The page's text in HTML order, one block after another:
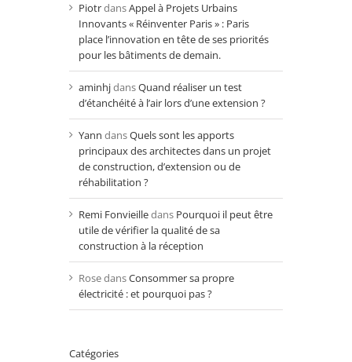
PiotrdansAppel à Projets Urbains
Innovants « Réinventer Paris » : Paris
place l’innovation en tête de ses priorités
pour les bâtiments de demain.
aminhjdansQuand réaliser un test
d’étanchéité à l’air lors d’une extension ?
Yann dansQuels sont les apports
principaux des architectes dans un projet
de construction, d’extension ou de
réhabilitation ?
Remi Fonvieilledans Pourquoi il peut être
utile de vérifier la qualité de sa
construction à la réception
RosedansConsommer sa propre
électricité : et pourquoi pas ?
Catégories